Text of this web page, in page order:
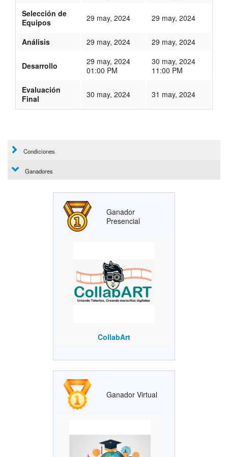
Selección de
Equipos
29 may, 2024 29 may, 2024
Análisis 29 may, 2024 29 may, 2024
Desarrollo
29 may, 2024
01:00 PM
30 may, 2024
11:00 PM
Evaluación
Final
30 may, 2024 31 may, 2024
Condiciones
Ganadores
Ganador
Presencial
CollabArt
Ganador Virtual